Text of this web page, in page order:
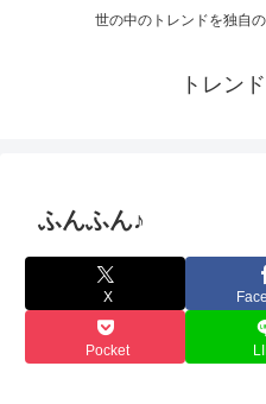
世の中のトレンドを独自
トレン
ふんふん♪
X
Pocket